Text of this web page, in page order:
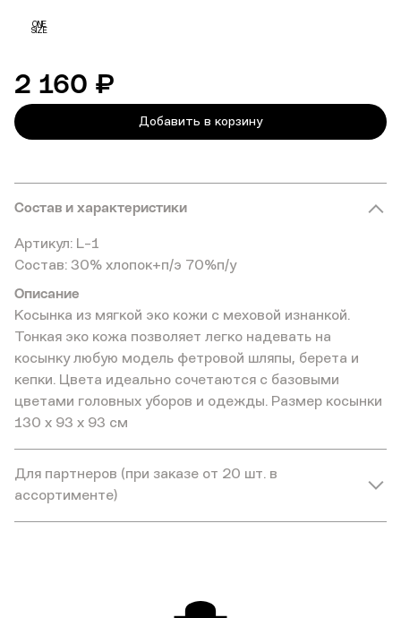
ONE
SIZE
2 160 ₽
Добавить в корзину
Состав и характеристики
Артикул: L-1
Состав: 30% хлопок+п/э 70%п/у
Описание
Косынка из мягкой эко кожи с меховой изнанкой.
Тонкая эко кожа позволяет легко надевать на
косынку любую модель фетровой шляпы, берета и
кепки. Цвета идеально сочетаются с базовыми
цветами головных уборов и одежды. Размер косынки
130 х 93 х 93 см
Для партнеров (при заказе от 20 шт. в
ассортименте)